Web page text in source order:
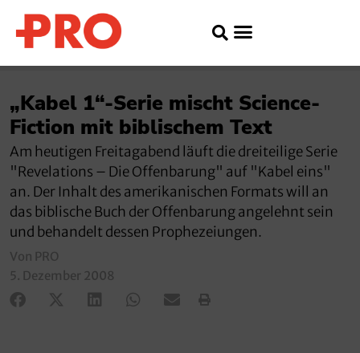
„Kabel 1“-Serie mischt Science-
Fiction mit biblischem Text
Am heutigen Freitagabend läuft die dreiteilige Serie
"Revelations – Die Offenbarung" auf "Kabel eins"
an. Der Inhalt des amerikanischen Formats will an
das biblische Buch der Offenbarung angelehnt sein
und behandelt dessen Prophezeiungen.
Von PRO
5. Dezember 2008